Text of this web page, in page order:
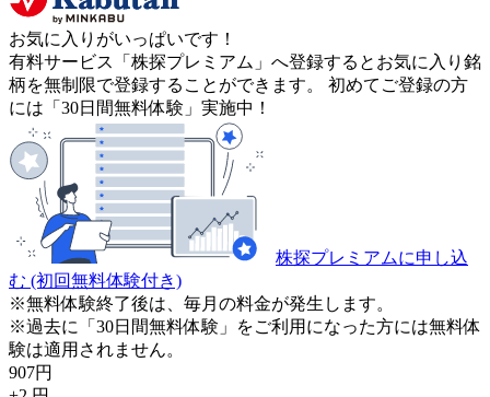
お気に入りがいっぱいです！
有料サービス「株探プレミアム」へ登録するとお気に入り銘
柄を無制限で登録することができます。 初めてご登録の方
には「30日間無料体験」実施中！
株探プレミアムに申し込
む (初回無料体験付き)
※無料体験終了後は、毎月の料金が発生します。
※過去に「30日間無料体験」をご利用になった方には無料体
験は適用されません。
907円